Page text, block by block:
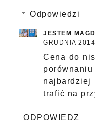
Odpowiedzi
JESTEM
GRUDNIA
Cena do
trafić na
ODPOWIEDZ